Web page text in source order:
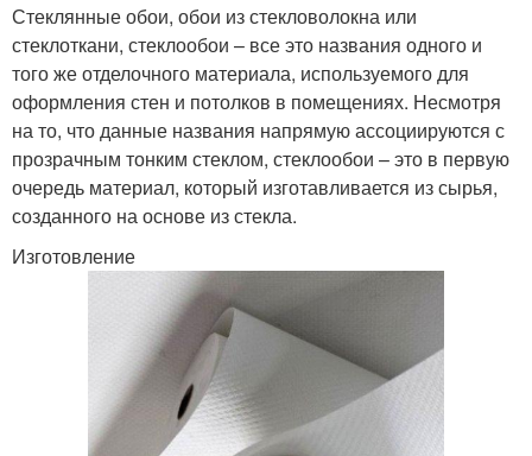
Стеклянные обои, обои из стекловолокна или
стеклоткани, стеклообои – все это названия одного и
того же отделочного материала, используемого для
оформления стен и потолков в помещениях. Несмотря
на то, что данные названия напрямую ассоциируются с
прозрачным тонким стеклом, стеклообои – это в первую
очередь материал, который изготавливается из сырья,
созданного на основе из стекла.
Изготовление